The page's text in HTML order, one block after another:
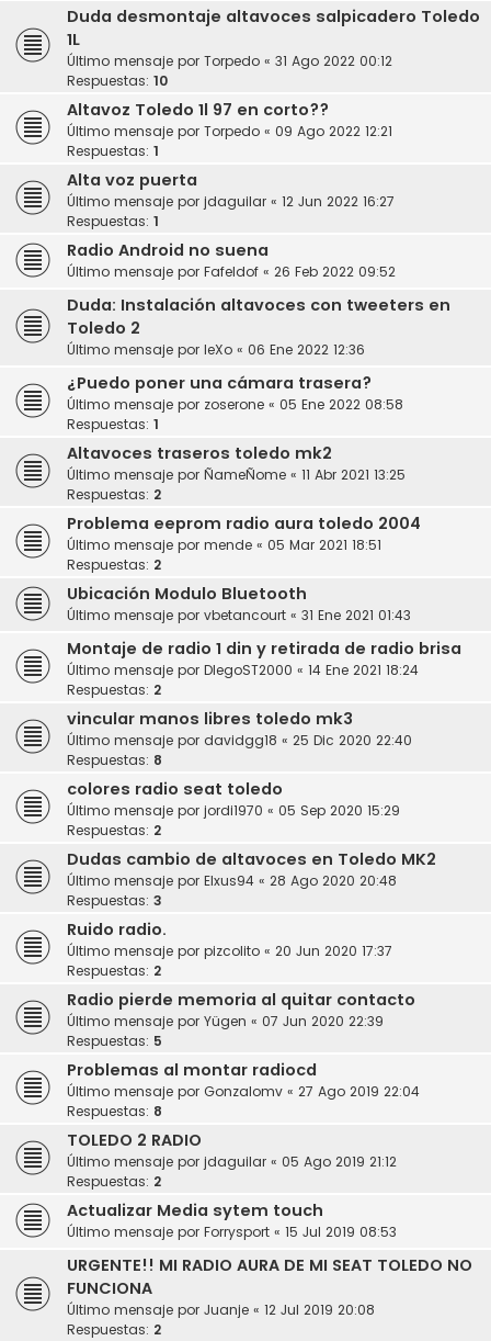
Duda desmontaje altavoces salpicadero Toledo
1L
Último mensaje por Torpedo « 31 Ago 2022 00:12
Respuestas: 10
Altavoz Toledo 1l 97 en corto??
Último mensaje por Torpedo « 09 Ago 2022 12:21
Respuestas: 1
Alta voz puerta
Último mensaje por jdaguilar « 12 Jun 2022 16:27
Respuestas: 1
Radio Android no suena
Último mensaje por Fafeldof « 26 Feb 2022 09:52
Duda: Instalación altavoces con tweeters en
Toledo 2
Último mensaje por leXo « 06 Ene 2022 12:36
¿Puedo poner una cámara trasera?
Último mensaje por zoserone « 05 Ene 2022 08:58
Respuestas: 1
Altavoces traseros toledo mk2
Último mensaje por ÑameÑome « 11 Abr 2021 13:25
Respuestas: 2
Problema eeprom radio aura toledo 2004
Último mensaje por mende « 05 Mar 2021 18:51
Respuestas: 2
Ubicación Modulo Bluetooth
Último mensaje por vbetancourt « 31 Ene 2021 01:43
Montaje de radio 1 din y retirada de radio brisa
Último mensaje por DIegoST2000 « 14 Ene 2021 18:24
Respuestas: 2
vincular manos libres toledo mk3
Último mensaje por davidgg18 « 25 Dic 2020 22:40
Respuestas: 8
colores radio seat toledo
Último mensaje por jordi1970 « 05 Sep 2020 15:29
Respuestas: 2
Dudas cambio de altavoces en Toledo MK2
Último mensaje por Elxus94 « 28 Ago 2020 20:48
Respuestas: 3
Ruido radio.
Último mensaje por pizcolito « 20 Jun 2020 17:37
Respuestas: 2
Radio pierde memoria al quitar contacto
Último mensaje por Yügen « 07 Jun 2020 22:39
Respuestas: 5
Problemas al montar radiocd
Último mensaje por Gonzalomv « 27 Ago 2019 22:04
Respuestas: 8
TOLEDO 2 RADIO
Último mensaje por jdaguilar « 05 Ago 2019 21:12
Respuestas: 2
Actualizar Media sytem touch
Último mensaje por Forrysport « 15 Jul 2019 08:53
URGENTE!! MI RADIO AURA DE MI SEAT TOLEDO NO
FUNCIONA
Último mensaje por Juanje « 12 Jul 2019 20:08
Respuestas: 2